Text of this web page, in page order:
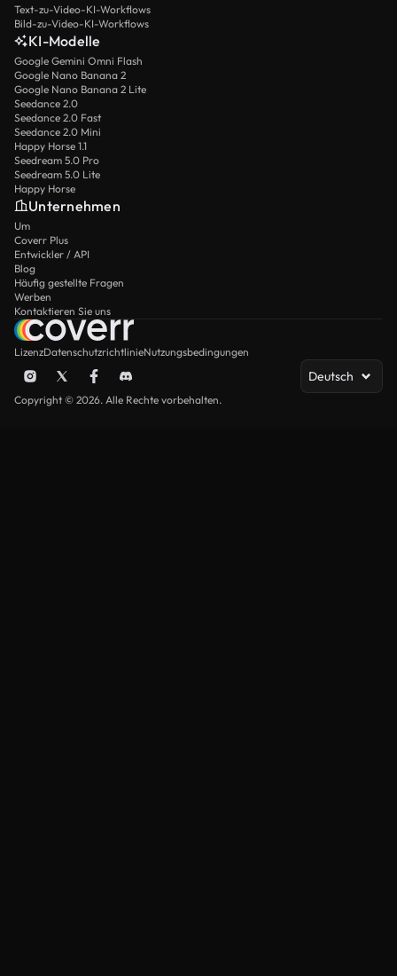
Text-zu-Video-KI-Workflows
Bild-zu-Video-KI-Workflows
KI-Modelle
Google Gemini Omni Flash
Google Nano Banana 2
Google Nano Banana 2 Lite
Seedance 2.0
Seedance 2.0 Fast
Seedance 2.0 Mini
Happy Horse 1.1
Seedream 5.0 Pro
Seedream 5.0 Lite
Happy Horse
Unternehmen
Um
Coverr Plus
Entwickler / API
Blog
Häufig gestellte Fragen
Werben
Kontaktieren Sie uns
LizenzDatenschutzrichtlinieNutzungsbedingungen
Deutsch
Copyright © 2026. Alle Rechte vorbehalten.